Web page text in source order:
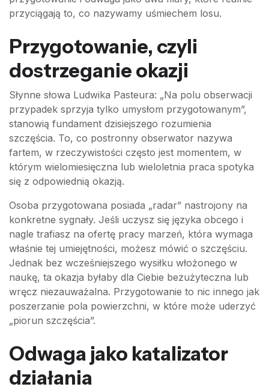
przyciągają to, co nazywamy uśmiechem losu.
Przygotowanie, czyli
dostrzeganie okazji
Słynne słowa Ludwika Pasteura: „Na polu obserwacji
przypadek sprzyja tylko umysłom przygotowanym”,
stanowią fundament dzisiejszego rozumienia
szczęścia. To, co postronny obserwator nazywa
fartem, w rzeczywistości często jest momentem, w
którym wielomiesięczna lub wieloletnia praca spotyka
się z odpowiednią okazją.
Osoba przygotowana posiada „radar” nastrojony na
konkretne sygnały. Jeśli uczysz się języka obcego i
nagle trafiasz na ofertę pracy marzeń, która wymaga
właśnie tej umiejętności, możesz mówić o szczęściu.
Jednak bez wcześniejszego wysiłku włożonego w
naukę, ta okazja byłaby dla Ciebie bezużyteczna lub
wręcz niezauważalna. Przygotowanie to nic innego jak
poszerzanie pola powierzchni, w które może uderzyć
„piorun szczęścia”.
Odwaga jako katalizator
działania